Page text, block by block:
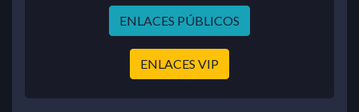
ENLACES PÚBLICOS
ENLACES VIP